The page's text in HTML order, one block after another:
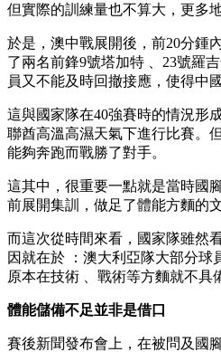
但實際的訓練量也不算大，更
於是 ，澳中戰展開後，前20分鍾
了兩名前鋒9號塔加特 、23號
員又不能及時回撤接應 ，使得中
這與國家隊在40強賽時的情況形成
聯酋高溫高濕天氣下進行比賽。但
能夠奔跑而戰勝了對手。
這其中，很重要一點就是當時國
前展開集訓 ，做足了體能方麵的文章
而這次從時間來看，國家隊雖
因就在於 ：澳大利亞隊大部分球員
原本在技術  、戰術等方麵就不具
體能儲備不足並非是借口
賽後新聞發布會上 ，在被問及國